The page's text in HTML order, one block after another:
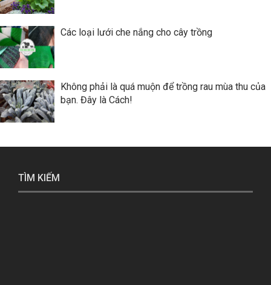
Các loại lưới che nắng cho cây trồng
Không phải là quá muộn để trồng rau mùa thu của
bạn. Đây là Cách!
TÌM KIẾM